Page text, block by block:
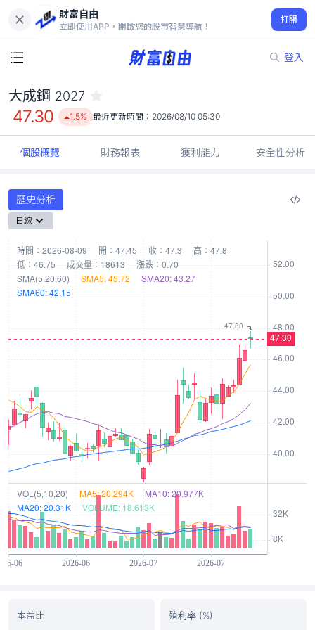
財富自由
立即使用APP，開啟您的股市智慧導航！
打開
登入
47.30
1.5%
大成鋼 2027
47.30 1.5% 最近更新時間： 2026/08/10 05:30
個股概覽 財務報表 獲利能力 安全性分析
歷史分析
日線
本益比 殖利率 (%)